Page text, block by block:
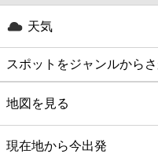
天気
スポットをジャンルから
グルメ
映画
地図を見る
現在地から今出発